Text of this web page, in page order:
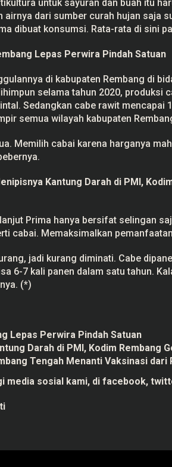
untuk sayuran dan buah itu
airnya dari sumber curah hujan saja
dibuat konsumsi. Rata-rata di sini
Lepas Perwira Pindah Satuan
di kabupaten Rembang di
selama tahun 2020, produksi
Sedangkan cabe rawit mencapai
semua wilayah kabupaten
Memilih cabai karena harganya
Kantung Darah di PMI,
Prima hanya bersifat selingan
cabai. Memaksimalkan
jadi kurang diminati. Cabe
6-7 kali panen dalam satu tahun.
(*)
Lepas Perwira Pindah Satuan
Darah di PMI, Kodim Rembang
Tengah Menanti Vaksinasi dari
media sosial kami, di facebook,